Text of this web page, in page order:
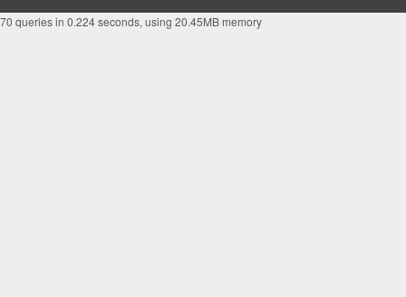
70 queries in 0.224 seconds, using 20.45MB memory